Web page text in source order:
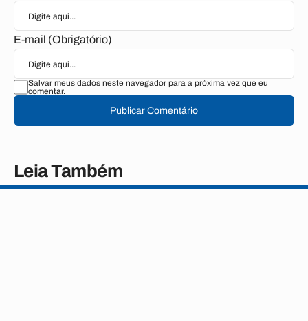
E-mail (Obrigatório)
Salvar meus dados neste navegador para a próxima vez que eu
comentar.
Publicar Comentário
Leia Também